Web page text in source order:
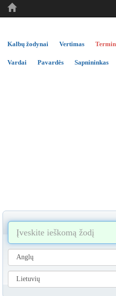
Kalbų žodynai Vertimas
Vardai Pavardės Sapnininkas